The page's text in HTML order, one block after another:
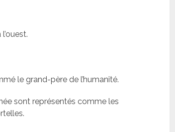
le grand-père de l’humanité.
sont représentés comme les